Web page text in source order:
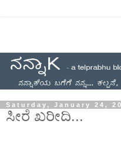
Saturday, January 24,
ಸೀರೆ ಖರೀದಿ...